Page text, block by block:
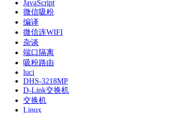
JavaScript
微信吸粉
编译
微信连WIFI
杂谈
端口隔离
吸粉路由
luci
DHS-3218MP
D-Link交换机
交换机
Linux